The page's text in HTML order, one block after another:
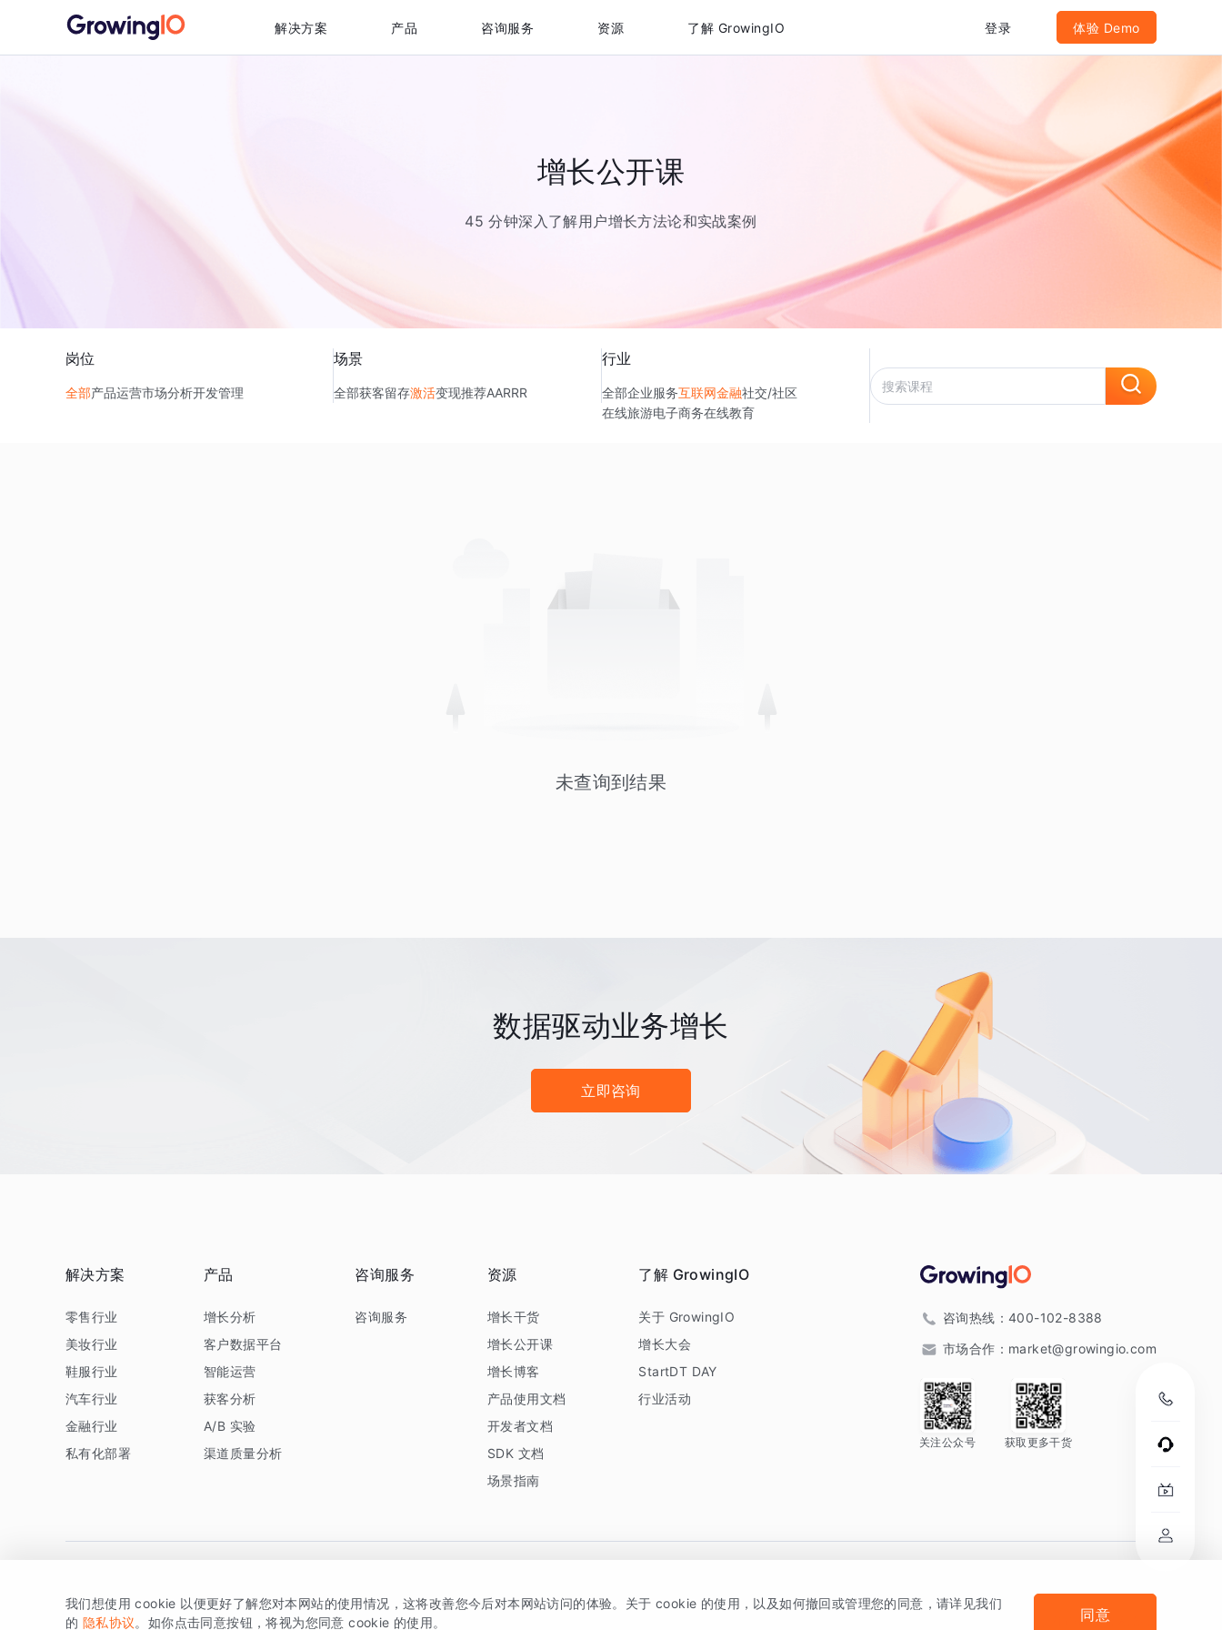
解决方案 产品 咨询服务 资源 了解 GrowingIO 登录 体验 Demo
增长公开课
45 分钟深入了解用户增长方法论和实战案例
岗位
全部产品运营市场分析开发管理
场景
全部获客留存激活变现推荐AARRR
行业
全部企业服务互联网金融社交/社区
在线旅游电子商务在线教育
未查询到结果
数据驱动业务增长
立即咨询
解决方案
零售行业
美妆行业
鞋服行业
汽车行业
金融行业
私有化部署
产品
增长分析
客户数据平台
智能运营
获客分析
A/B 实验
渠道质量分析
咨询服务
咨询服务
资源
增长干货
增长公开课
增长博客
产品使用文档
开发者文档
SDK 文档
场景指南
了解 GrowingIO
关于 GrowingIO
增长大会
StartDT DAY
行业活动
咨询热线： 400-102-8388
市场合作： market@growingio.com
关注公众号 获取更多干货
版权所有 © 北京易数科技有限公司SDK相关说明 京ICP备15038330号 法律声明及隐私条款
我们想使用 cookie 以便更好了解您对本网站的使用情况，这将改善您今后对本网站访问的体验。关于 cookie 的使用，以及如何撤回或管理您的同意，请详见我们
的 隐私协议。如你点击同意按钮，将视为您同意 cookie 的使用。 同意